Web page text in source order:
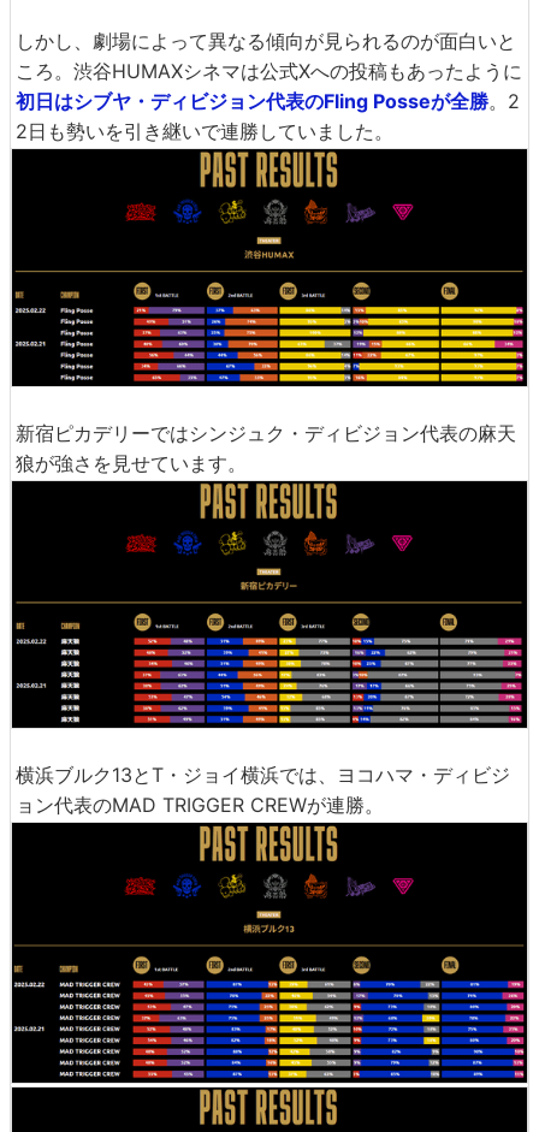
しかし、劇場によって異なる傾向が見られるのが面白いと
ころ。渋谷HUMAXシネマは公式Xへの投稿もあったように
初日はシブヤ・ディビジョン代表のFling Posseが全勝。2
2日も勢いを引き継いで連勝していました。
新宿ピカデリーではシンジュク・ディビジョン代表の麻天
狼が強さを見せています。
横浜ブルク13とT・ジョイ横浜では、ヨコハマ・ディビジ
ョン代表のMAD TRIGGER CREWが連勝。